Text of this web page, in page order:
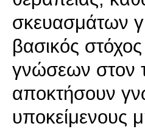
σκευασμάτων
βασικός
γνώσεων στον
αποκτήσουν
υποκείμενους